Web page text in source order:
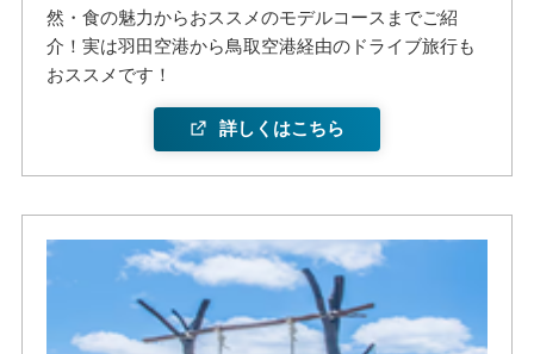
然・食の魅力からおススメのモデルコースまでご紹
介！実は羽田空港から鳥取空港経由のドライブ旅行も
おススメです！
詳しくはこちら